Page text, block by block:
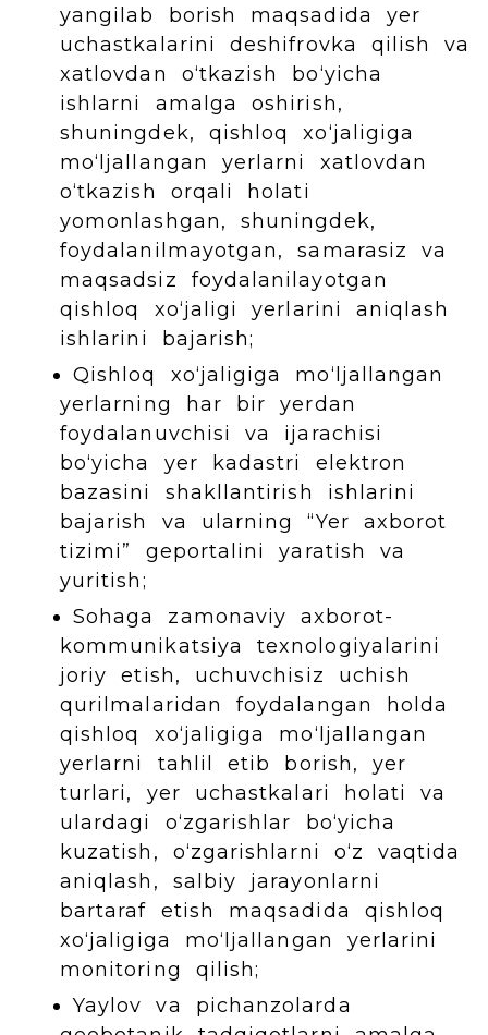
yangilab borish maqsadida yer
uchastkalarini deshifrovka qilish va
xatlovdan o‘tkazish bo‘yicha
ishlarni amalga oshirish,
shuningdek, qishloq xo‘jaligiga
mo‘ljallangan yerlarni xatlovdan
o‘tkazish orqali holati
yomonlashgan, shuningdek,
foydalanilmayotgan, samarasiz va
maqsadsiz foydalanilayotgan
qishloq xo‘jaligi yerlarini aniqlash
ishlarini bajarish;
Qishloq xo‘jaligiga mo‘ljallangan
yerlarning har bir yerdan
foydalanuvchisi va ijarachisi
bo‘yicha yer kadastri elektron
bazasini shakllantirish ishlarini
bajarish va ularning “Yer axborot
tizimi” geportalini yaratish va
yuritish;
Sohaga zamonaviy axborot-
kommunikatsiya texnologiyalarini
joriy etish, uchuvchisiz uchish
qurilmalaridan foydalangan holda
qishloq xo‘jaligiga mo‘ljallangan
yerlarni tahlil etib borish, yer
turlari, yer uchastkalari holati va
ulardagi o‘zgarishlar bo‘yicha
kuzatish, o‘zgarishlarni o‘z vaqtida
aniqlash, salbiy jarayonlarni
bartaraf etish maqsadida qishloq
xo‘jaligiga mo‘ljallangan yerlarini
monitoring qilish;
Yaylov va pichanzolarda